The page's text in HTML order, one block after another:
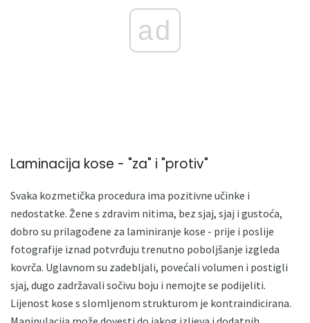
ad
Laminacija kose - "za" i "protiv"
Svaka kozmetička procedura ima pozitivne učinke i
nedostatke. Žene s zdravim nitima, bez sjaj, sjaj i gustoća,
dobro su prilagođene za laminiranje kose - prije i poslije
fotografije iznad potvrđuju trenutno poboljšanje izgleda
kovrča. Uglavnom su zadebljali, povećali volumen i postigli
sjaj, dugo zadržavali sočivu boju i nemojte se podijeliti.
Lijenost kose s slomljenom strukturom je kontraindicirana.